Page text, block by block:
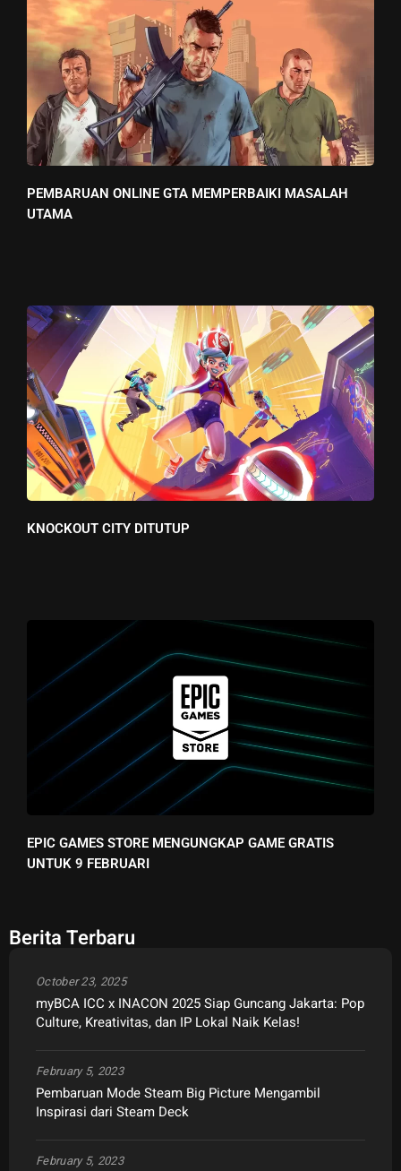
PEMBARUAN ONLINE GTA MEMPERBAIKI MASALAH
UTAMA
KNOCKOUT CITY DITUTUP
EPIC GAMES STORE MENGUNGKAP GAME GRATIS
UNTUK 9 FEBRUARI
Berita Terbaru
myBCA ICC x INACON 2025 Siap Guncang Jakarta: Pop
Culture, Kreativitas, dan IP Lokal Naik Kelas!
October 23, 2025
Pembaruan Mode Steam Big Picture Mengambil
Inspirasi dari Steam Deck
February 5, 2023
February 5, 2023